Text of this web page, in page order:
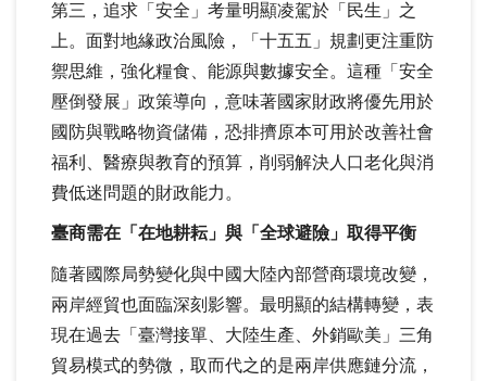
第三，追求「安全」考量明顯凌駕於「民生」之
上。面對地緣政治風險，「十五五」規劃更注重防
禦思維，強化糧食、能源與數據安全。這種「安全
壓倒發展」政策導向，意味著國家財政將優先用於
國防與戰略物資儲備，恐排擠原本可用於改善社會
福利、醫療與教育的預算，削弱解決人口老化與消
費低迷問題的財政能力。
臺商需在「在地耕耘」與「全球避險」取得平衡
隨著國際局勢變化與中國大陸內部營商環境改變，
兩岸經貿也面臨深刻影響。最明顯的結構轉變，表
現在過去「臺灣接單、大陸生產、外銷歐美」三角
貿易模式的勢微，取而代之的是兩岸供應鏈分流，